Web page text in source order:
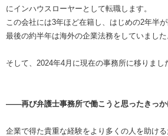
にインハウスローヤーとして転職します。
この会社には3年ほど在籍し、はじめの2年半
最後の約半年は海外の企業法務をしていました
そして、2024年4月に現在の事務所に移りまし
――再び弁護士事務所で働こうと思ったきっか
企業で得た貴重な経験をより多くの人を助け